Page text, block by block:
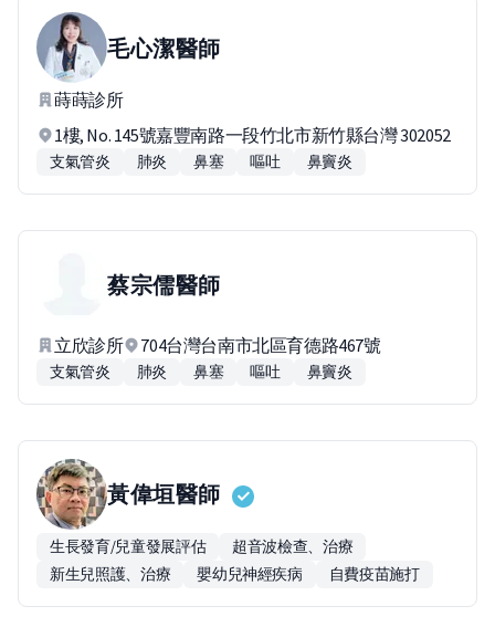
毛心潔醫師
蒔蒔診所
1樓, No. 145號嘉豐南路一段竹北市新竹縣台灣 302052
支氣管炎 肺炎 鼻塞 嘔吐 鼻竇炎
蔡宗儒醫師
立欣診所 704台灣台南市北區育德路467號
支氣管炎 肺炎 鼻塞 嘔吐 鼻竇炎
黃偉垣醫師
生長發育/兒童發展評估
超音波檢查、治療
新生兒照護、治療
嬰幼兒神經疾病 自費疫苗施打